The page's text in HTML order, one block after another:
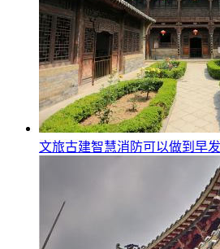
文旅古建智慧消防可以做到早